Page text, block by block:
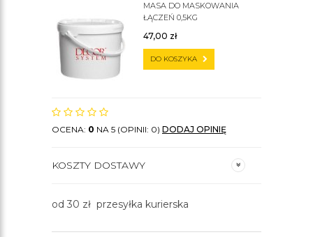
MASA DO MASKOWANIA
ŁĄCZEŃ 0,5KG
47,00 zł
DO KOSZYKA
OCENA: 0 NA 5 (OPINII: 0) DODAJ OPINIĘ
KOSZTY DOSTAWY
od 30 zł przesyłka kurierska